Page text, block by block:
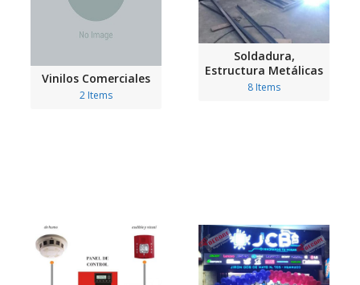
Vinilos Comerciales
2 Items
Soldadura,
Estructura Metálicas
8 Items